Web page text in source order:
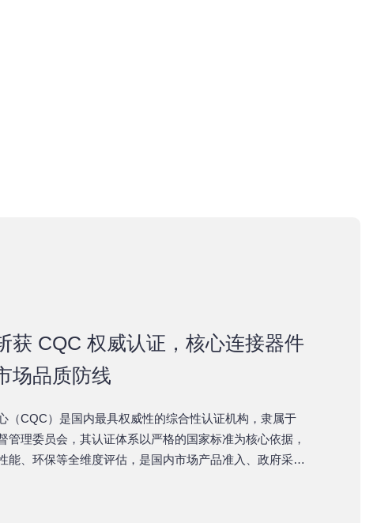
获 CQC 权威认证，核心连接器件
场品质防线
（CQC）是国内最具权威性的综合性认证机构，隶属于
管理委员会，其认证体系以严格的国家标准为核心依据，
能、环保等全维度评估，是国内市场产品准入、政府采
。